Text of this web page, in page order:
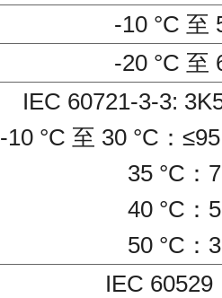
-10 °C 至
-20 °C 至
IEC 60721-3-3:
-10 °C 至 30 °C：
35 °C：
40 °C：
50 °C：
IEC 60529